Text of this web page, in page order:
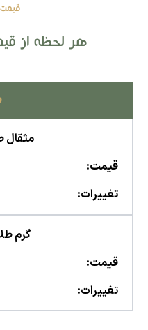
قیمت
هر لحظه از
مثقال
قیمت:
تغییرات:
گرم طلای
قیمت:
تغییرات: